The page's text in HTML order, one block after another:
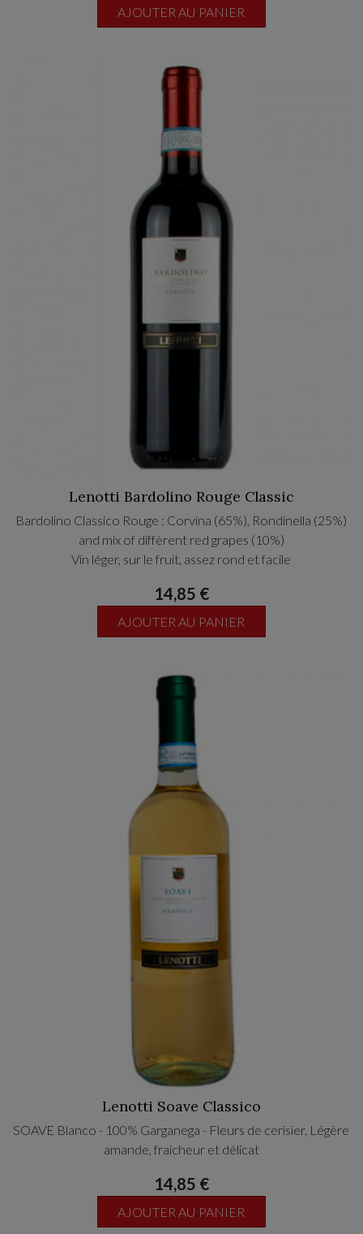
AJOUTER AU PANIER
Lenotti Bardolino Rouge Classic
Bardolino Classico Rouge : Corvina (65%), Rondinella (25%)
and mix of diffèrent red grapes (10%)
Vin léger, sur le fruit, assez rond et facile
14,85 €
AJOUTER AU PANIER
Lenotti Soave Classico
SOAVE Blanco - 100% Garganega - Fleurs de cerisier, Légère
amande, fraicheur et délicat
14,85 €
AJOUTER AU PANIER